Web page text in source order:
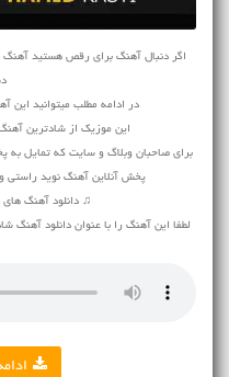
اگر دنبال آهنگ برای رقص هستید
در ادامه مطلب میتوانید این
این موزیک از شادترین
برای صاحبان وبلاگ و سایت که تمایل به
پخش آنلاین آهنگ نوید راستی
♫ دانلود آهنگ
لطفا این آهنگ را با عنوان دانلود